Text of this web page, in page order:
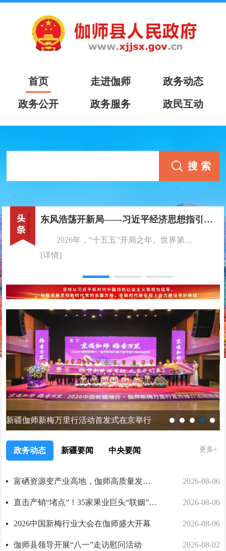
首页 走进伽师 政务动态
政务公开 政务服务 政民互动
东风浩荡开新局——习近平经济思想指引中国经济高质量发展行稳致远
2026年，“十五五”开局之年。世界第二大经济体交出怎样的发展答卷，举世关注。上半年，面对更趋复杂严峻的国内外环境，中国经济...
[详情]
新疆伽师新梅万里行活动首发式在京举行
政务动态 新疆要闻 中央要闻 更多+
2026-08-06
富硒资源变产业高地，伽师高质量发展再添“硒”引力
2026-08-06
直击产销“堵点”！35家果业巨头“联姻”产地
2026-08-06
2026中国新梅行业大会在伽师盛大开幕
2026-08-02
伽师县领导开展“八一”走访慰问活动